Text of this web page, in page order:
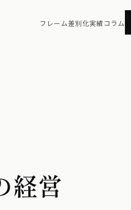
フレーム差別化実績コラム
経営